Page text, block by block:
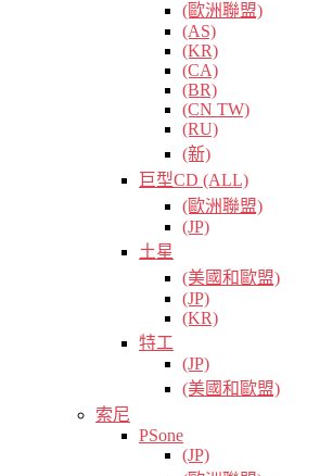
(歐洲聯盟)
(AS)
(KR)
(CA)
(BR)
(CN TW)
(RU)
(新)
巨型CD (ALL)
(歐洲聯盟)
(JP)
土星
(美國和歐盟)
(JP)
(KR)
特工
(JP)
(美國和歐盟)
索尼
PSone
(JP)